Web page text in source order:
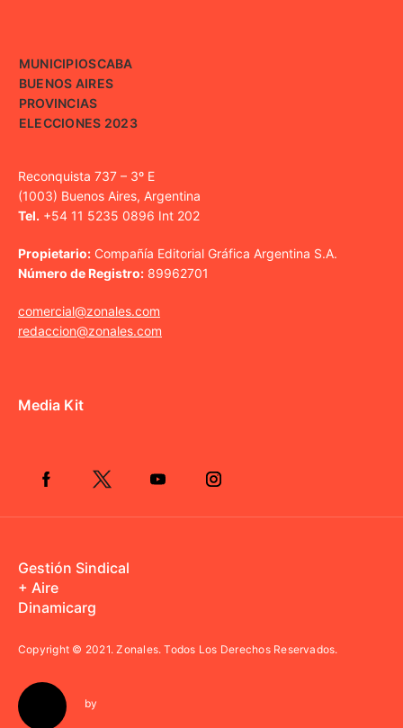
MUNICIPIOSCABA
BUENOS AIRES
PROVINCIAS
ELECCIONES 2023
Reconquista 737 – 3º E
(1003) Buenos Aires, Argentina
Tel. +54 11 5235 0896 Int 202
Propietario: Compañía Editorial Gráfica Argentina S.A.
Número de Registro: 89962701
comercial@zonales.com
redaccion@zonales.com
Media Kit
Gestión Sindical
+ Aire
Dinamicarg
Copyright © 2021.Zonales. Todos Los Derechos Reservados.
by